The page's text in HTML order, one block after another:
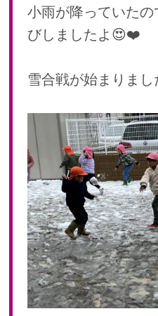
2024年 05月(20)
2024年 04月(20)
2024年 01月(20)
2023年 12月(20)
2023年 11月(18)
2023年 10月(21)
2023年 09月(19)
2023年 08月(22)
2023年 07月(20)
2023年 06月(22)
2023年 05月(19)
2023年 04月(19)
2023年 03月(1)
小雨が降っていた
びしましたよ😍❤️
雪合戦が始まりまし